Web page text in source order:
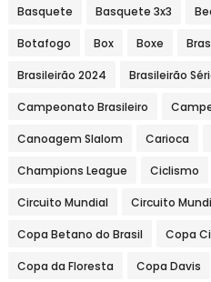
Basquete Basquete 3x3
Botafogo Box Boxe
Brasileirão 2024 Brasileirão
Campeonato Brasileiro
Canoagem Slalom Carioca
Champions League Ciclismo
Circuito Mundial Circuito
Copa Betano do Brasil Copa
Copa da Floresta Copa Davis